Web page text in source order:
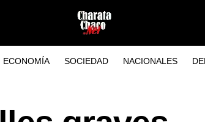
ECONOMÍA SOCIEDAD NACIONALES